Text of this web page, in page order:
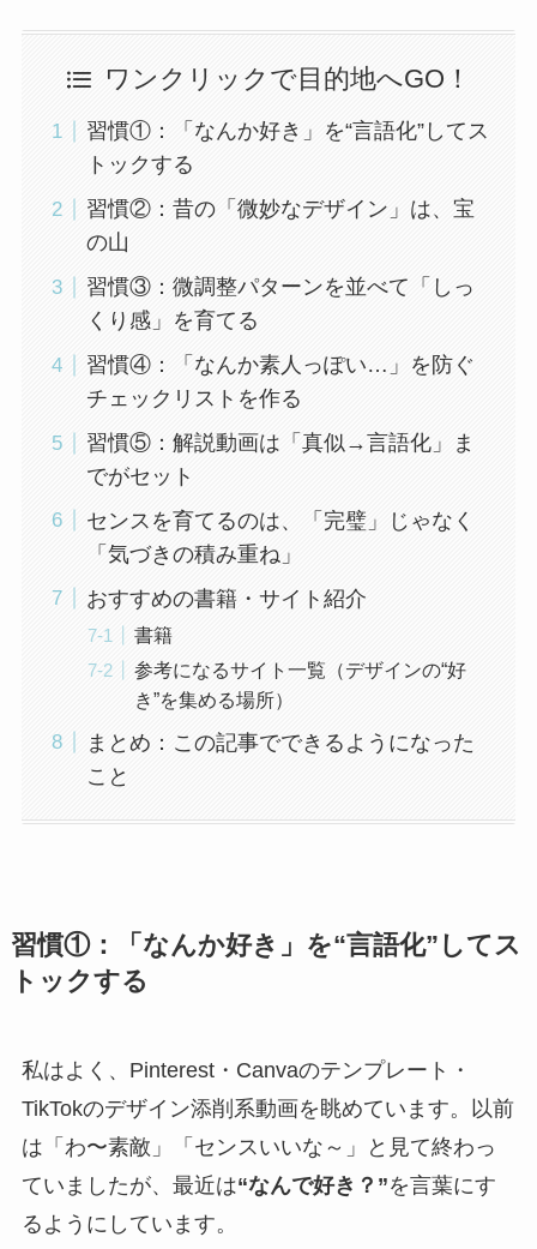
ワンクリックで目的地へGO！
習慣①：「なんか好き」を“言語化”してス
トックする
習慣②：昔の「微妙なデザイン」は、宝
の山
習慣③：微調整パターンを並べて「しっ
くり感」を育てる
習慣④：「なんか素人っぽい…」を防ぐ
チェックリストを作る
習慣⑤：解説動画は「真似→言語化」ま
でがセット
センスを育てるのは、「完璧」じゃなく
「気づきの積み重ね」
おすすめの書籍・サイト紹介
書籍
参考になるサイト一覧（デザインの“好
き”を集める場所）
まとめ：この記事でできるようになった
こと
習慣①：「なんか好き」を“言語化”してス
トックする
私はよく、Pinterest・Canvaのテンプレート・
TikTokのデザイン添削系動画を眺めています。以前
は「わ〜素敵」「センスいいな～」と見て終わっ
ていましたが、最近は“なんで好き？”を言葉にす
るようにしています。